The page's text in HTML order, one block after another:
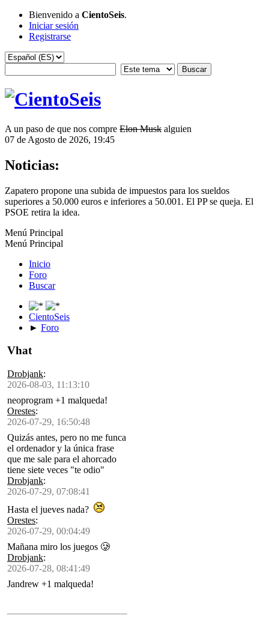
Bienvenido a CientoSeis.
Iniciar sesión
Registrarse
A un paso de que nos compre Elon Musk alguien
07 de Agosto de 2026, 19:45
Noticias:
Zapatero propone una subida de impuestos para los sueldos
superiores a 50.000 euros e inferiores a 50.001. El PP se queja. El
PSOE retira la idea.
Menú Principal
Menú Principal
Inicio
Foro
Buscar
CientoSeis
► Foro
Vhat
Drobjank:
2026-08-03, 11:13:10
neoprogram +1 malqueda!
Orestes:
2026-07-29, 16:50:48
Quizás antes, pero no me funca
el ordenador y la única frase
que me sale para el ahorcado
tiene siete veces "te odio"
Drobjank:
2026-07-29, 07:08:41
Hasta el jueves nada?
Orestes:
2026-07-29, 00:04:49
Mañana miro los juegos 🥲
Drobjank:
2026-07-28, 08:41:49
Jandrew +1 malqueda!